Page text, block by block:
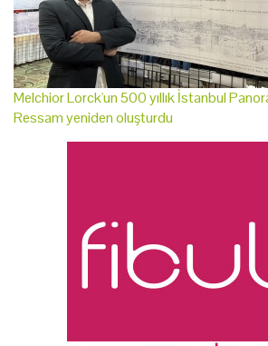
Melchior Lorck'un 500 yıllık İstanbul
Ressam yeniden oluşturdu